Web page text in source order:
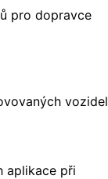
pro dopravce
vozidel
aplikace při